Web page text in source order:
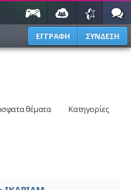
ΕΓΓΡΑΦΗ ΣΥΝΔΕΣΗ
θέματα
Κατηγορίες